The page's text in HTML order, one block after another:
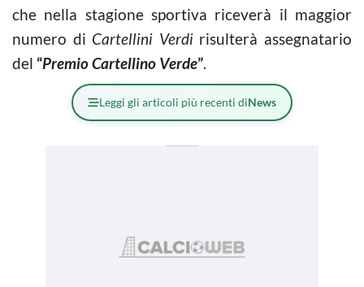
che nella stagione sportiva riceverà il maggior
numero di Cartellini Verdirisulterà assegnatario
del “Premio Cartellino Verde”.
Leggi gli articoli più recenti diNews